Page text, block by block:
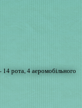
рота, 4 аеромобільного